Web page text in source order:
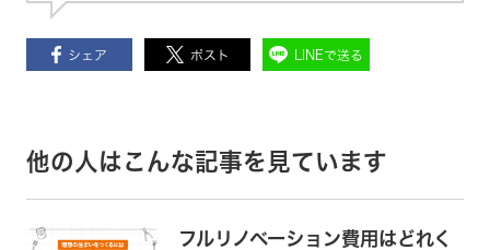
シェア ポスト LINEで送る
他の人はこんな記事を見ています
フルリノベーション費用はどれく